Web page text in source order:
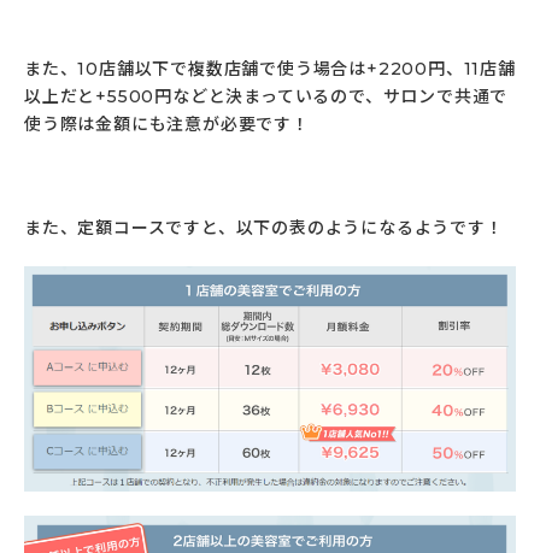
また、10店舗以下で複数店舗で使う場合は+2200円、11店舗
以上だと+5500円などと決まっているので、サロンで共通で
使う際は金額にも注意が必要です！
また、定額コースですと、以下の表のようになるようです！